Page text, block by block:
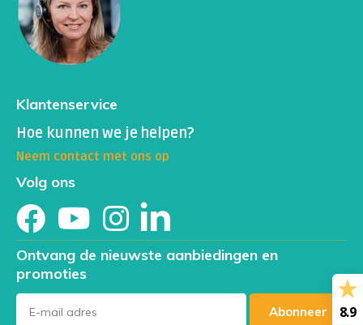
Klantenservice
Hoe kunnen we je helpen?
Neem contact met ons op
Volg ons
Ontvang de nieuwste aanbiedingen en
promoties
Abonneer 8.9